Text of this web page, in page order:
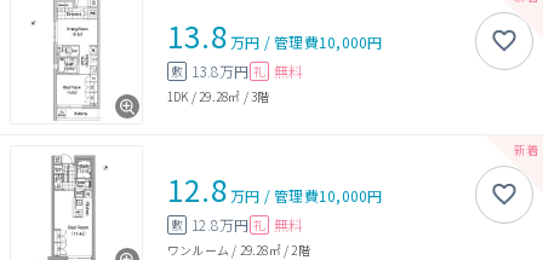
13.8万円 /管理費10,000円
敷 13.8万円 礼 無料
1DK / 29.28㎡ /3階
12.8万円 /管理費10,000円
敷 12.8万円 礼 無料
ワンルーム / 29.28㎡/ 2階